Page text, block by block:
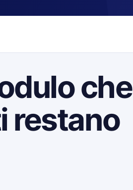
che
restano